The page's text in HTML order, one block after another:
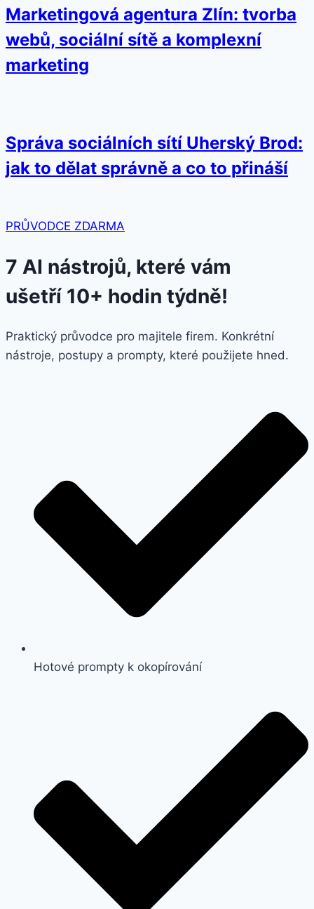
Marketingová agentura Zlín: tvorba
webů, sociální sítě a komplexní
marketing
Správa sociálních sítí Uherský Brod:
jak to dělat správně a co to přináší
PRŮVODCE ZDARMA
7 AI nástrojů, které vám
ušetří 10+ hodin týdně!
Praktický průvodce pro majitele firem. Konkrétní
nástroje, postupy a prompty, které použijete hned.
Hotové prompty k okopírování